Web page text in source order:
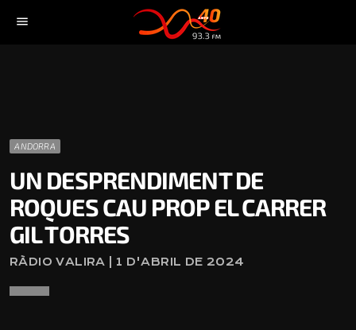
menu
ANDORRA
UN DESPRENDIMENT DE
ROQUES CAU PROP EL CARRER
GIL TORRES
RÀDIO VALIRA | 1 D'ABRIL DE 2024